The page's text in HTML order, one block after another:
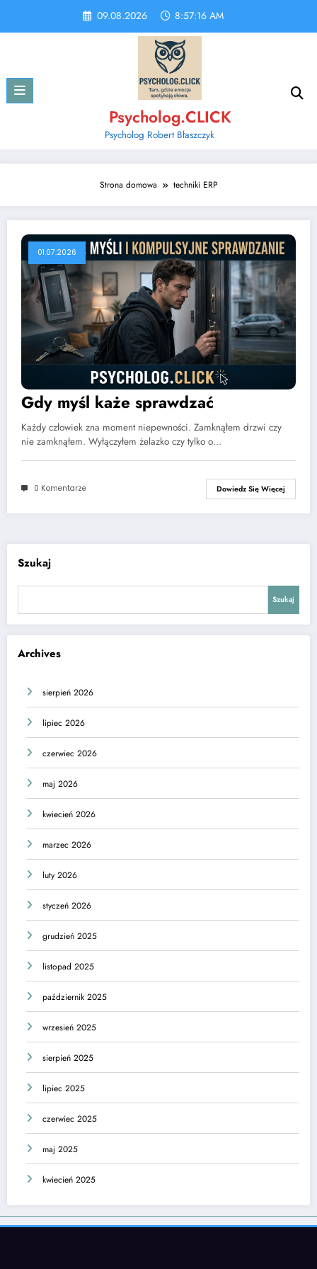
content
09.08.2026 8:57:17 AM
Psycholog.CLICK
Psycholog Robert Błaszczyk
Strona domowa techniki ERP
01.07.2026
Gdy myśl każe sprawdzać
Każdy człowiek zna moment niepewności. Zamknąłem drzwi czy
nie zamknąłem. Wyłączyłem żelazko czy tylko o…
0 Komentarze Dowiedz Się Więcej
Szukaj
Szukaj
Archives
sierpień 2026
lipiec 2026
czerwiec 2026
maj 2026
kwiecień 2026
marzec 2026
luty 2026
styczeń 2026
grudzień 2025
listopad 2025
październik 2025
wrzesień 2025
sierpień 2025
lipiec 2025
czerwiec 2025
maj 2025
kwiecień 2025